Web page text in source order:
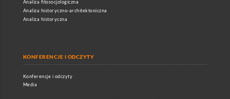
Analiza fitosocjologiczna
Analiza historyczno-architektoniczna
Analiza historyczna
KONFERENCJE I ODCZYTY
Konferencje i odczyty
Media